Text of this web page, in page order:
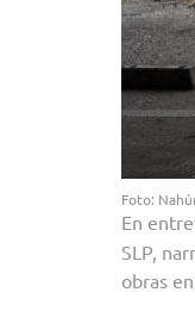
Foto:
En
SLP,
obras